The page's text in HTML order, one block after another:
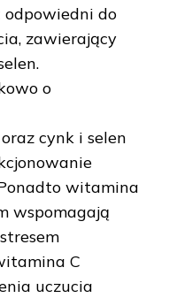
odpowiedni do
zawierający
o
cynk i selen
witamina
wspomagają
C
uczucia